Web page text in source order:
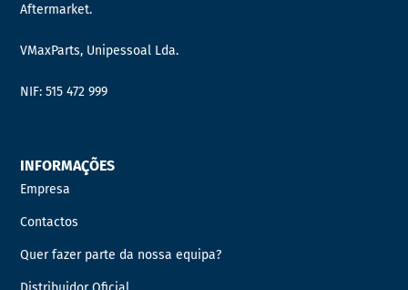
Aftermarket.
VMaxParts, Unipessoal Lda.
NIF: 515 472 999
INFORMAÇÕES
Empresa
Contactos
Quer fazer parte da nossa equipa?